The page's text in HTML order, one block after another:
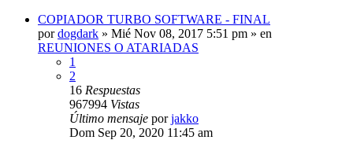
COPIADOR TURBO SOFTWARE - FINAL
pordogdark » Mié Nov 08, 2017 5:51 pm » en
REUNIONES O ATARIADAS
1
2
16 Respuestas
967994 Vistas
Último mensaje porjakko
Dom Sep 20, 2020 11:45 am